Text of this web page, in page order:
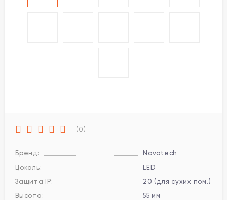
(0)
Бренд:
Novotech
Цоколь:
LED
Защита IP:
20 (для сухих пом.)
Высота:
55 мм